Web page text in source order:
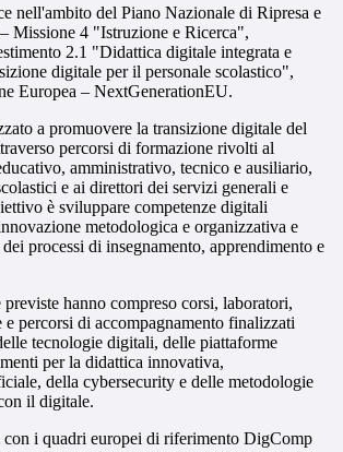
nell'ambito del Piano Nazionale di Ripresa e
Missione 4 "Istruzione e Ricerca",
2.1 "Didattica digitale integrata e
digitale per il personale scolastico",
Europea – NextGenerationEU.
a promuovere la transizione digitale del
percorsi di formazione rivolti al
amministrativo, tecnico e ausiliario,
e ai direttori dei servizi generali e
è sviluppare competenze digitali
metodologica e organizzativa e
processi di insegnamento, apprendimento e
hanno compreso corsi, laboratori,
percorsi di accompagnamento finalizzati
tecnologie digitali, delle piattaforme
per la didattica innovativa,
della cybersecurity e delle metodologie
il digitale.
con i quadri europei di riferimento DigComp